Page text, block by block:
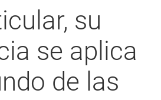
su
se aplica
de las